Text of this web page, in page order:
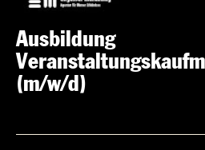
Ausbildung
(m/w/d)